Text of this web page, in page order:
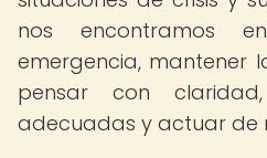
nos encontramos
emergencia, mantener
pensar con
adecuadas y actuar de